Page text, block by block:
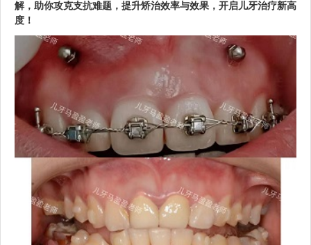
解，助你攻克支抗难题，提升矫治效率与效果，开启儿牙治疗新高
度！